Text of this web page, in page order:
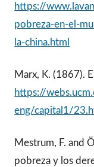
https://
pobreza-en-el-
la-china.html
Marx, K. (1867).
https://
eng/capital1/
Mestrum, F. and
pobreza y los